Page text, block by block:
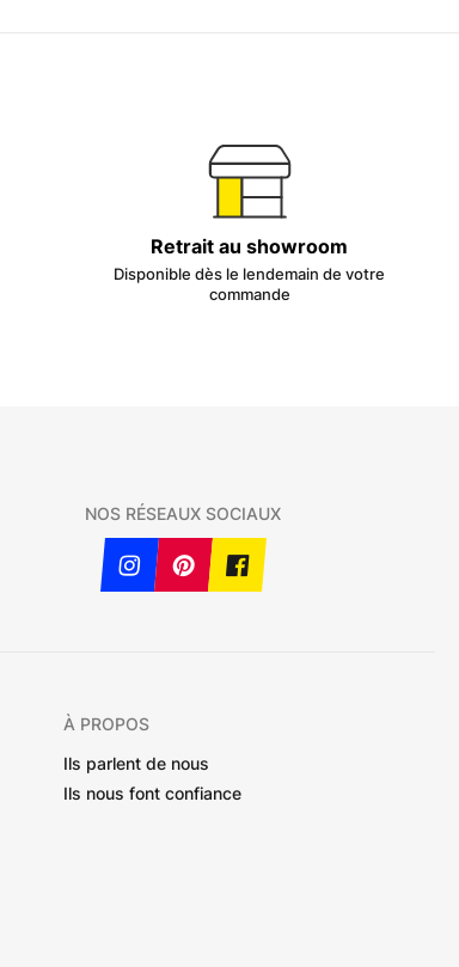
Retrait au showroom
Disponible dès le lendemain de votre
commande
NOS RÉSEAUX SOCIAUX
À PROPOS
Ils parlent de nous
Ils nous font confiance